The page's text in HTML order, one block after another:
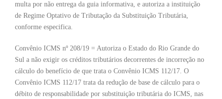
multa por não entrega da guia informativa, e autoriza a instituição
de Regime Optativo de Tributação da Substituição Tributária,
conforme especifica.
Convênio ICMS nº 208/19 = Autoriza o Estado do Rio Grande do
Sul a não exigir os créditos tributários decorrentes de incorreção no
cálculo do benefício de que trata o Convênio ICMS 112/17. O
Convênio ICMS 112/17 trata da redução de base de cálculo para o
débito de responsabilidade por substituição tributária do ICMS, nas